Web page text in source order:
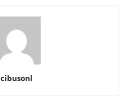
cibusonl